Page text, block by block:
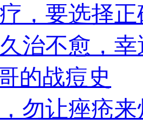
，要选择
治不愈，
的战痘史
勿让痤疮来